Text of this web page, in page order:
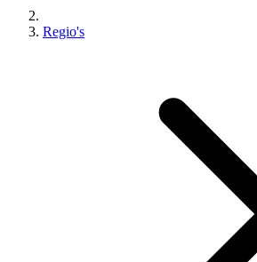
Regio's